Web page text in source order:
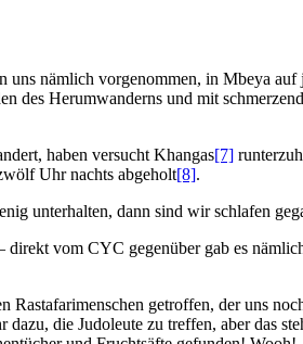
uns nämlich vorgenommen, in Mbeya
des Herumwanderns und mit
haben versucht Khangas[7]
Uhr nachts abgeholt[8].
unterhalten, dann sind wir schlafen
vom CYC gegenüber gab es
Rastafarimenschen getroffen, der uns
die Judoleute zu treffen, aber das